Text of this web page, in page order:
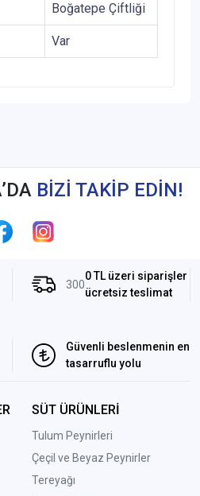
Boğatepe Çiftliği
Var
BİZİ TAKİP EDİN!
300
0 TL üzeri siparişler
ücretsiz teslimat
Güvenli beslenmenin en
tasarruflu yolu
SÜT ÜRÜNLERİ
Tulum Peynirleri
Çeçil ve Beyaz Peynirler
Tereyağı